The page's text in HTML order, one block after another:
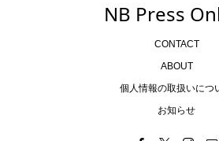
NB Press
CONTACT
ABOUT
個人情報の取扱いにつ
お知らせ